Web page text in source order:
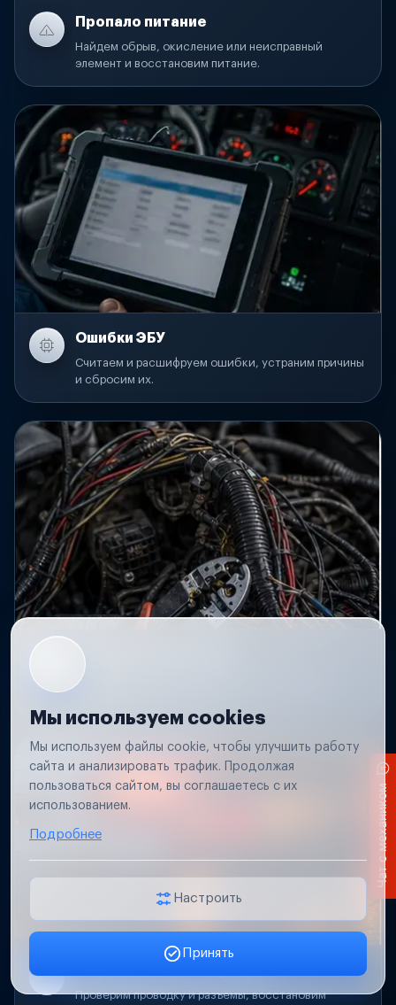
Пропало питание
Найдем обрыв, окисление или неисправный
элемент и восстановим питание.
Ошибки ЭБУ
Считаем и расшифруем ошибки, устраним причины
и сбросим их.
Короткое замыкание
Обнаружим место замыкания, восстановим
Проверим проводку и разъемы, восстановим
Мы используем cookies
Мы используем файлы cookie, чтобы улучшить работу
сайта и анализировать трафик. Продолжая
пользоваться сайтом, вы соглашаетесь с их
использованием.
Подробнее
Настроить
Принять
Заявка онлайн
Чат с механиком